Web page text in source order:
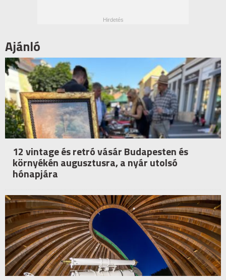
Ajánló
12 vintage és retró vásár Budapesten és
környékén augusztusra, a nyár utolsó
hónapjára